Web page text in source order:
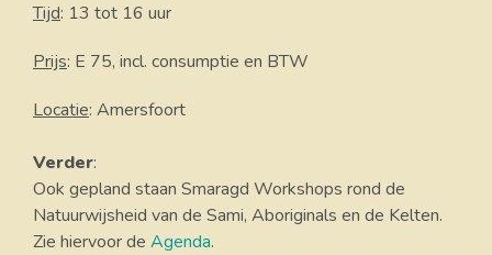
Tijd: 13 tot 16 uur
Prijs: E 75, incl. consumptie en BTW
Locatie: Amersfoort
Verder:
Ook gepland staan Smaragd Workshops rond de
Natuurwijsheid van de Sami, Aboriginals en de Kelten.
Zie hiervoor de Agenda.